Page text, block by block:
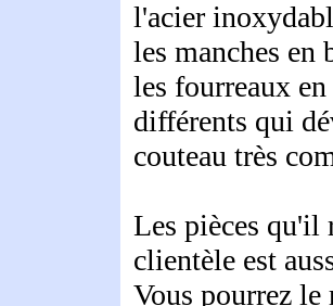
l'acier
les manches en
les fourreaux
différents qui
couteau très
Les pièces qu'il
clientèle est
Vous pourrez le